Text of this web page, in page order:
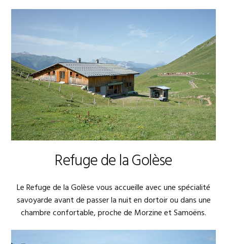
Refuge de la Golèse
Le Refuge de la Golèse vous accueille avec une spécialité
savoyarde avant de passer la nuit en dortoir ou dans une
chambre confortable, proche de Morzine et Samoëns.